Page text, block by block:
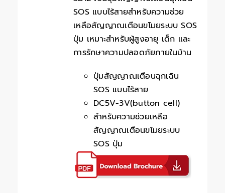
SOS แบบไร้สายสำหรับความช่วย
เหลือสัญญาณเตือนขโมยระบบ SOS
ปุ่ม เหมาะสำหรับผู้สูงอายุ เด็ก และ
การรักษาความปลอดภัยภายในบ้าน
ปุ่มสัญญาณเตือนฉุกเฉิน
SOS แบบไร้สาย
DC5V-3V(button cell)
สำหรับความช่วยเหลือ
สัญญาณเตือนขโมยระบบ
SOS ปุ่ม